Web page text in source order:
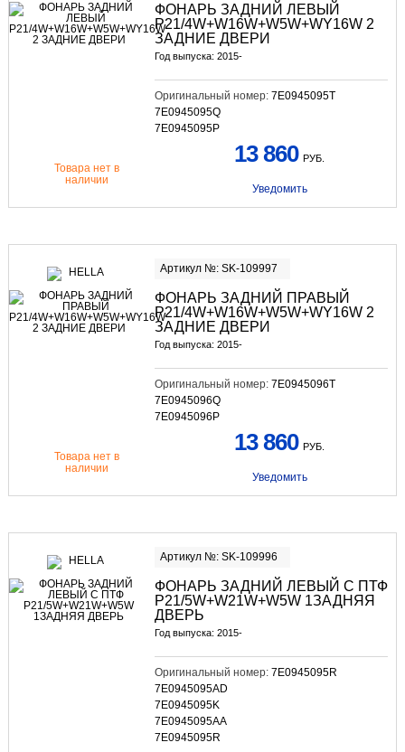
ФОНАРЬ ЗАДНИЙ ЛЕВЫЙ
P21/4W+W16W+W5W+WY16W 2
ЗАДНИЕ ДВЕРИ
Год выпуска: 2015-
Оригинальный номер: 7E0945095T
7E0945095Q
7E0945095P
Товара нет в
наличии
13 860 РУБ.
Уведомить
Артикул №: SK-109997
ФОНАРЬ ЗАДНИЙ ПРАВЫЙ
P21/4W+W16W+W5W+WY16W 2
ЗАДНИЕ ДВЕРИ
Год выпуска: 2015-
Оригинальный номер: 7E0945096T
7E0945096Q
7E0945096P
Товара нет в
наличии
13 860 РУБ.
Уведомить
Артикул №: SK-109996
ФОНАРЬ ЗАДНИЙ ЛЕВЫЙ С ПТФ
P21/5W+W21W+W5W 1ЗАДНЯЯ
ДВЕРЬ
Год выпуска: 2015-
Оригинальный номер: 7E0945095R
7E0945095AD
7E0945095K
7E0945095AA
7E0945095R